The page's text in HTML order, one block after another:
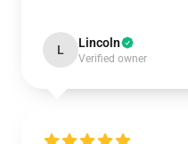
L Lincoln
Verified owner